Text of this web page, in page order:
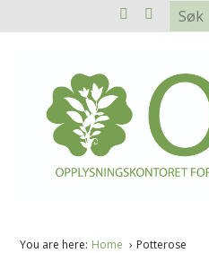
You are here: Home Potterose